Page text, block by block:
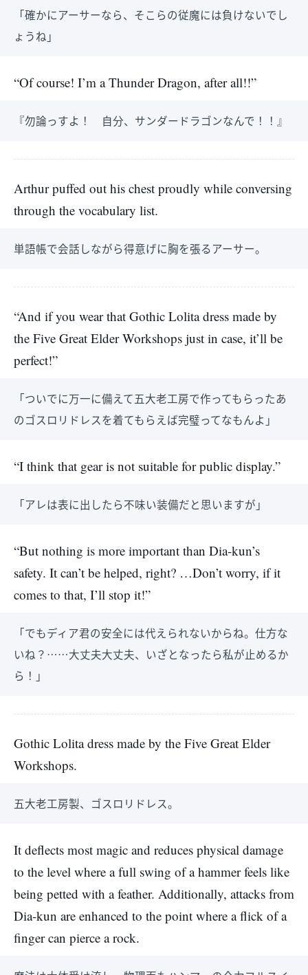
「確かにアーサーなら、そこらの従魔には負けないでし
ょうね」
“Of course! I’m a Thunder Dragon, after all!!”
『勿論っすよ！ 自分、サンダードラゴンなんで！！』
Arthur puffed out his chest proudly while conversing
through the vocabulary list.
単語帳で会話しながら得意げに胸を張るアーサー。
“And if you wear that Gothic Lolita dress made by
the Five Great Elder Workshops just in case, it’ll be
perfect!”
「ついでに万一に備えて五大老工房で作ってもらったあ
のゴスロリドレスを着てもらえば完璧ってなもんよ」
“I think that gear is not suitable for public display.”
「アレは表に出したら不味い装備だと思いますが」
“But nothing is more important than Dia-kun’s
safety. It can’t be helped, right? …Don’t worry, if it
comes to that, I’ll stop it!”
「でもディア君の安全には代えられないからね。仕方な
いね？……大丈夫大丈夫、いざとなったら私が止めるか
ら！」
Gothic Lolita dress made by the Five Great Elder
Workshops.
五大老工房製、ゴスロリドレス。
It deflects most magic and reduces physical damage
to the level where a full swing of a hammer feels like
being petted with a feather. Additionally, attacks from
Dia-kun are enhanced to the point where a flick of a
finger can pierce a rock.